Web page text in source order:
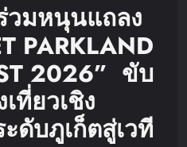
วมหนุนแถลง
PARKLAND
2026” ขับ
ที่ยวเชิง
ดับภูเก็ตสู่เวที